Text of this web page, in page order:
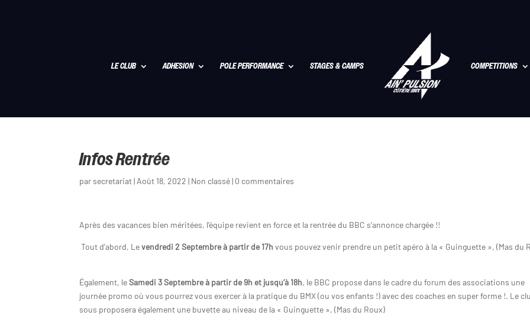
LE CLUB ADHESION POLE PERFORMANCE STAGES & CAMPS COMPETITIONS
Infos Rentrée
par secretariat| Août 18, 2022 | Non classé| 0 commentaires
Après des vacances bien méritées, l’équipe revient en force et la rentrée du BBC s’annonce chargée !!
Tout d’abord, Levendredi 2 Septembre à partir de 17hvous pouvez venir prendre un petit apéro à la « Guinguette », (Mas du
Également, leSamedi 3 Septembre à partir de 9h et jusqu’à 18h, le BBC propose dans le cadre du forum des associations une
journée promo où vous pourrez vous exercer à la pratique du BMX (ou vos enfants !) avec des coaches en super forme !. Le
sous proposera également une buvette au niveau de la « Guinguette », (Mas du Roux)